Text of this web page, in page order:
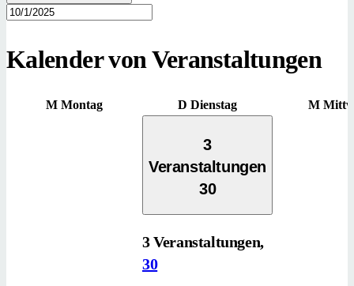
Kalender von Veranstaltungen
M Montag D Dienstag M
3
Veranstaltungen
30
3 Veranstaltungen,
30